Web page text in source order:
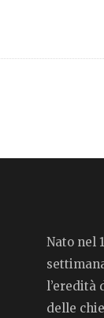
Nato nel
l’eredità
delle